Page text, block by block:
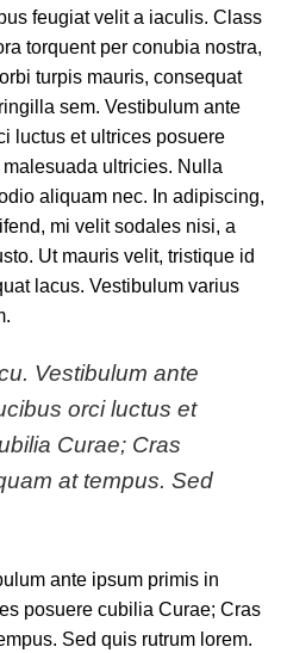
feugiat velit a iaculis. Class
torquent per conubia nostra,
turpis mauris, consequat
sem. Vestibulum ante
luctus et ultrices posuere
ultricies. Nulla
aliquam nec. In adipiscing,
mi velit sodales nisi, a
Ut mauris velit, tristique id
lacus. Vestibulum varius
Vestibulum ante
orci luctus et
Curae; Cras
at tempus. Sed
ante ipsum primis in
posuere cubilia Curae; Cras
Sed quis rutrum lorem.